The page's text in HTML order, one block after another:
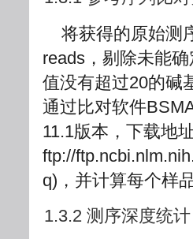
将获得的原始测
reads，剔除未能
值没有超过20的碱
通过比对软件
11.1版本，下载地
ftp://
q)，并计算每个样
1.3.2 测序深度统计